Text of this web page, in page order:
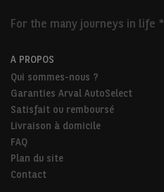
For the many journeys in life *
A PROPOS
Qui sommes-nous ?
Garanties Arval AutoSelect
Satisfait ou remboursé
Livraison à domicile
FAQ
Plan du site
Contact